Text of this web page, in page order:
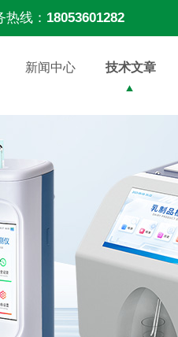
热线： 18053601282
新闻中心 技术文章